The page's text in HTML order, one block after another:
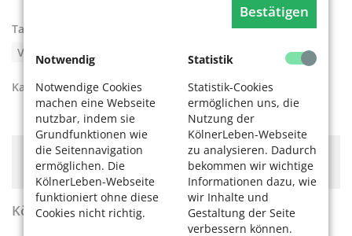
Bestätigen
Notwendig
Notwendige Cookies
machen eine Webseite
nutzbar, indem sie
Grundfunktionen wie
die Seitennavigation
ermöglichen. Die
KölnerLeben-Webseite
funktioniert ohne diese
Cookies nicht richtig.
Statistik
Statistik-Cookies
ermöglichen uns, die
Nutzung der
KölnerLeben-Webseite
zu analysieren. Dadurch
bekommen wir wichtige
Informationen dazu, wie
wir Inhalte und
Gestaltung der Seite
verbessern können.
Tags: , Sicherheit ,
Verkehrssicherheit
Kategorien: Rad fahren Mobilität , Rad fahren
Hier könnte Werbung stehen, mit der wir uns
finanzieren. Bitte akzeptieren Sie dieCookie-Meldung.
KölnerLeben Sommer 2026